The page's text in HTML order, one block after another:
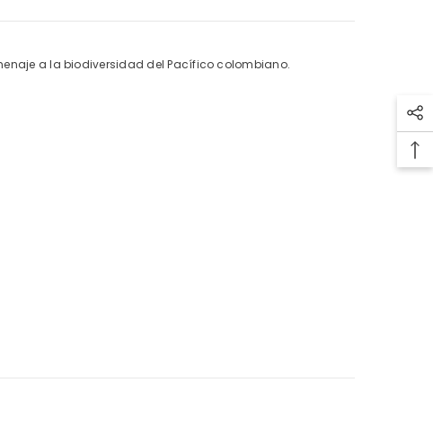
a la biodiversidad del Pacífico colombiano.